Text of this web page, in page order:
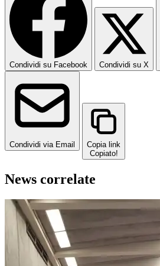
Condividi su Facebook Condividi su X
Condividi via Email
Copia link
Copiato!
News correlate